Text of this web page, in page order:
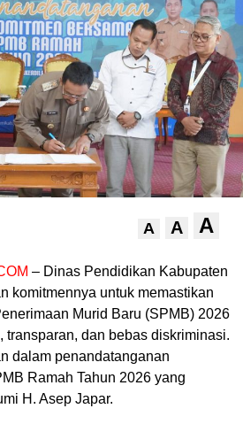
A A A
– Dinas Pendidikan Kabupaten
komitmennya untuk memastikan
Murid Baru (SPMB) 2026
transparan, dan bebas diskriminasi.
dalam penandatanganan
Ramah Tahun 2026 yang
H. Asep Japar.